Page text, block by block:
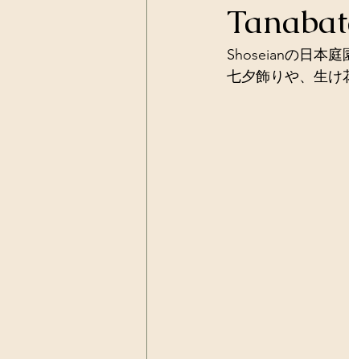
Shoseianの日本庭
七夕飾りや、生け